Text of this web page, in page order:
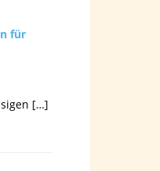
für
[…]